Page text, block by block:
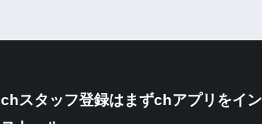
chスタッフ登録はまずchアプリをイン